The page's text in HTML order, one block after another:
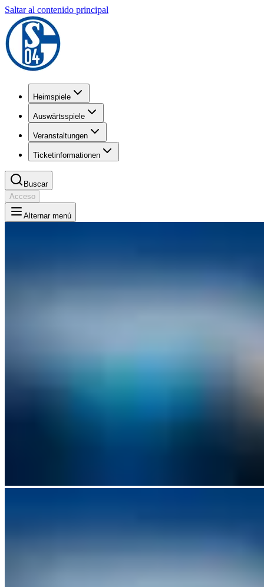
Saltar al contenido principal
Heimspiele
Auswärtsspiele
Veranstaltungen
Ticketinformationen
Buscar
Acceso
Alternar menú